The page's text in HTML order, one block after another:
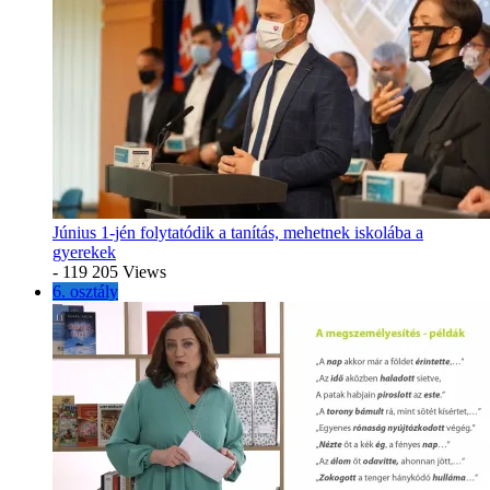
Június 1-jén folytatódik a tanítás, mehetnek iskolába a
gyerekek
- 119 205 Views
6. osztály